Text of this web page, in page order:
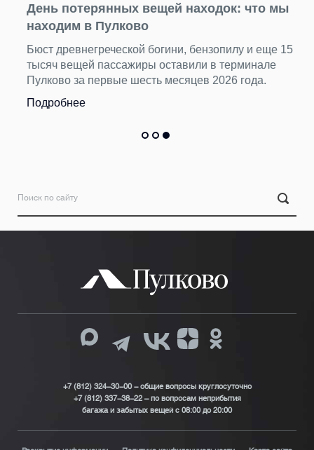
День потерянных вещей находок: что мы
находим в Пулково
Бюст древнегреческой богини, бензопилу и еще 15
тысяч вещей пассажиры оставили в терминале
Пулково за первые шесть месяцев 2026 года.
Подробнее
+7 (812) 324-30-00 - общие вопросы круглосуточно
+7 (812) 337-38-22 – по вопросам неприбытия
багажа и забытых вещей с 08:00 до 20:00